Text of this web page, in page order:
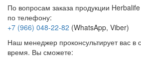
По вопросам заказа продукции
по телефону:
+7 (966) 048-22-82 (WhatsApp, Viber)
Наш менеджер проконсультирует вас
время. Вы сможете: